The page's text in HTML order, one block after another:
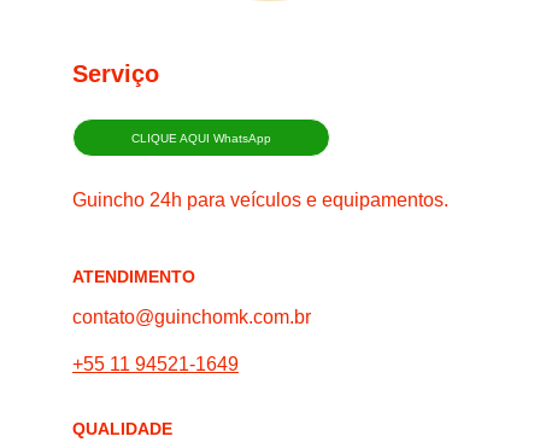
Serviço
Guincho 24h para veículos e equipamentos.
ATENDIMENTO
QUALIDADE
contato@guinchomk.com.br
+55 11 94521-1649
CLIQUE AQUI WhatsApp